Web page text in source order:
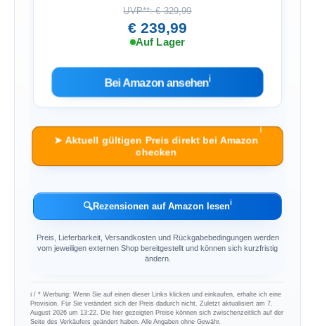
UVP**: € 329,99
€ 239,99
Auf Lager
Bei Amazon ansehenℹ︎
➤ Aktuell gültigen Preis direkt bei Amazon
checken
ℹ︎
🔍Rezensionen auf Amazon lesenℹ︎
Preis, Lieferbarkeit, Versandkosten und Rückgabebedingungen werden
vom jeweiligen externen Shop bereitgestellt und können sich kurzfristig
ändern.
ℹ︎ / * Werbung: Wenn Sie auf einen dieser Links klicken und einkaufen, erhalte ich eine
Provision. Für Sie verändert sich der Preis dadurch nicht. Zuletzt aktualisiert am 7.
August 2026 um 13:22. Die hier gezeigten Preise können sich zwischenzeitlich auf der
Seite des Verkäufers geändert haben. Alle Angaben ohne Gewähr.